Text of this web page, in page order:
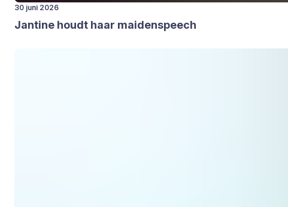
30 juni 2026
Jan­ti­ne houdt haar mai­den­speech